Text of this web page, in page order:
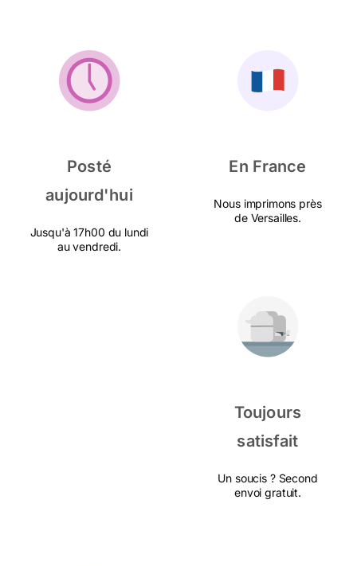
Posté
aujourd'hui
Jusqu'à 17h00 du lundi
au vendredi.
En France
Nous imprimons près
de Versailles.
Toujours
satisfait
Un soucis ? Second
envoi gratuit.